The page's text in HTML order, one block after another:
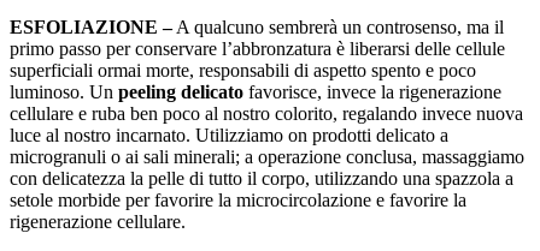
ESFOLIAZIONE –A qualcuno sembrerà un controsenso, ma il
primo passo per conservare l’abbronzatura è liberarsi delle cellule
superficiali ormai morte, responsabili di aspetto spento e poco
luminoso. Un peeling delicato favorisce, invece la rigenerazione
cellulare e ruba ben poco al nostro colorito, regalando invece nuova
luce al nostro incarnato. Utilizziamo on prodotti delicato a
microgranuli o ai sali minerali; a operazione conclusa, massaggiamo
con delicatezza la pelle di tutto il corpo, utilizzando una spazzola a
setole morbide per favorire la microcircolazione e favorire la
rigenerazione cellulare.